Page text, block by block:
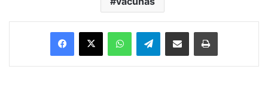
Facebook
X WhatsAppTelegramEnviar vía email Imprimir